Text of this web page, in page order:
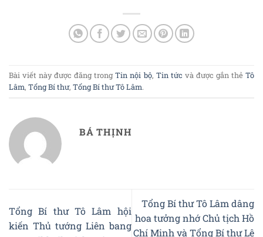
Bài viết này được đăng trongTin nội bộ, Tin tức và được gắn thẻTô
Lâm, Tổng Bí thư, Tổng Bí thư Tô Lâm.
BÁ THỊNH
Tổng Bí thư Tô Lâm hội
kiến Thủ tướng Liên bang
Tổng Bí thư Tô Lâm dâng
hoa tưởng nhớ Chủ tịch Hồ
Chí Minh và Tổng Bí thư Lê